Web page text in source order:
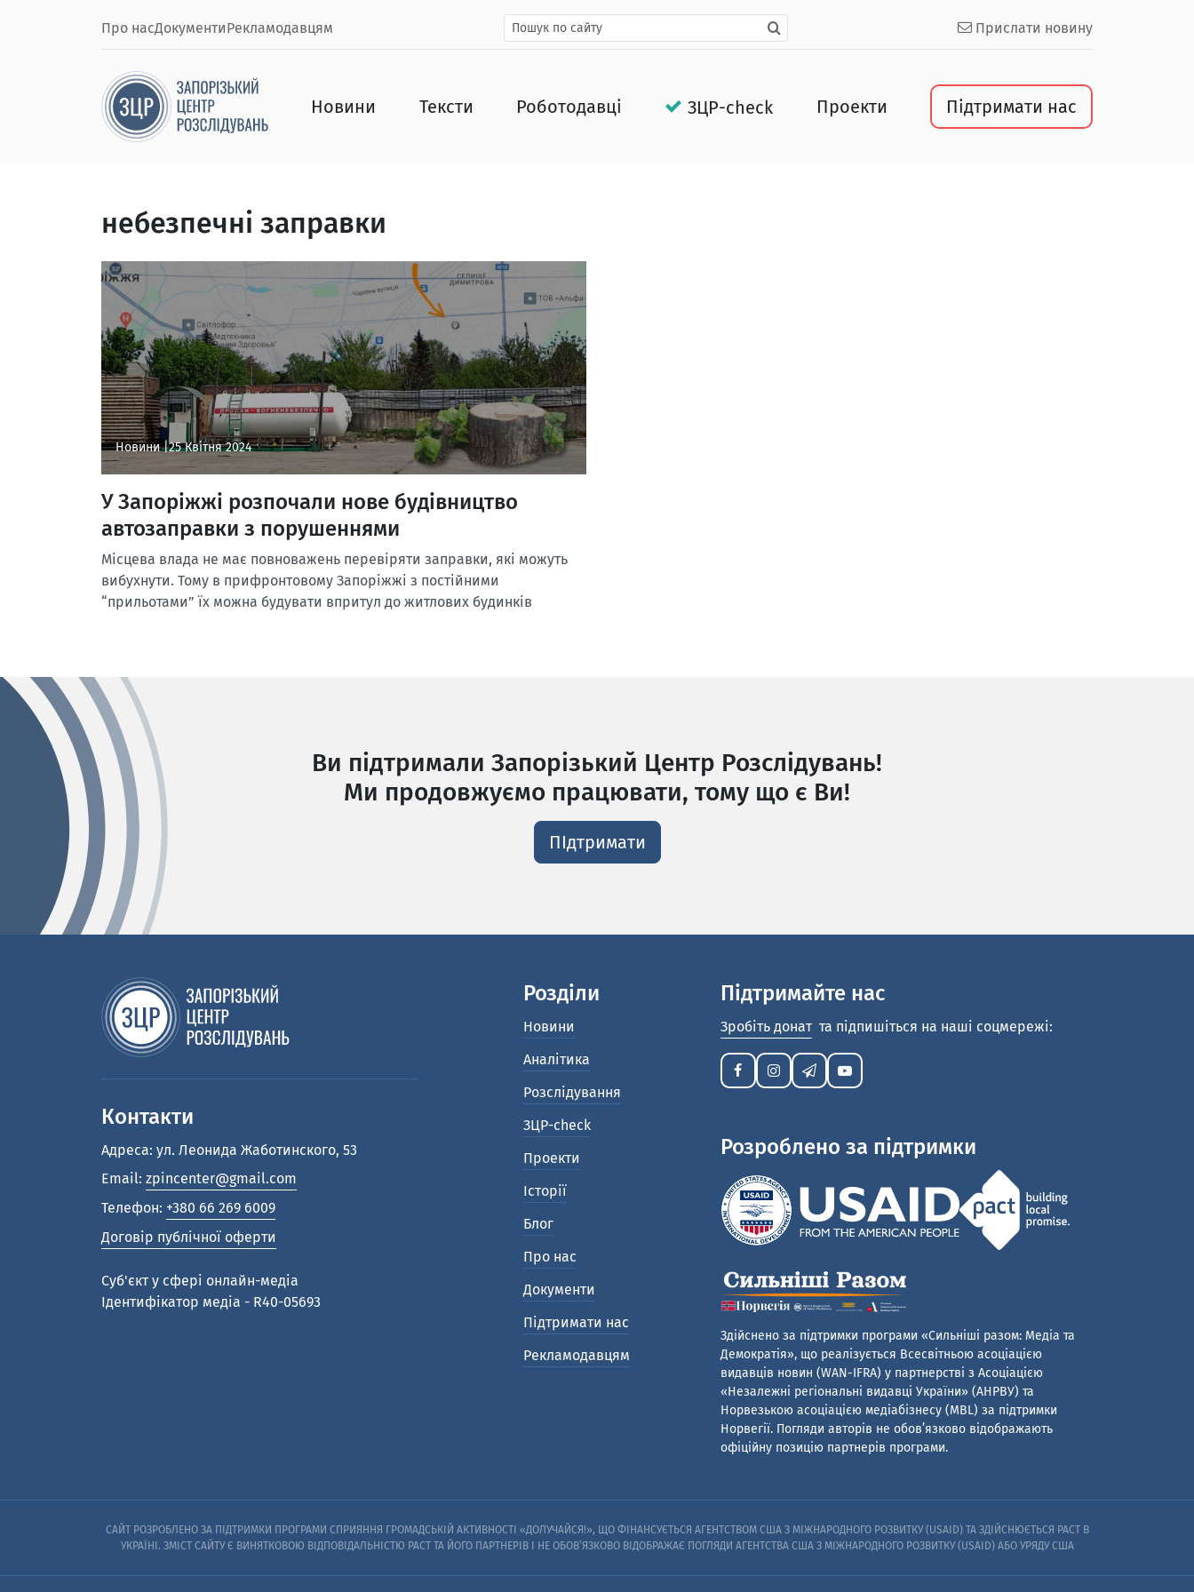
Про насДокументиРекламодавцям Прислати новину
Новини Тексти Роботодавці ЗЦР-check Проекти Підтримати нас
небезпечні заправки
Новини |25 Квітня 2024
У Запоріжжі розпочали нове будівництво
автозаправки з порушеннями
Місцева влада не має повноважень перевіряти заправки, які можуть
вибухнути. Тому в прифронтовому Запоріжжі з постійними
“прильотами” їх можна будувати впритул до житлових будинків
Ви підтримали Запорізький Центр Розслідувань!
Ми продовжуємо працювати, тому що є Ви!
ПІдтримати
Контакти
Адреса: ул. Леонида Жаботинского, 53
Email: zpincenter@gmail.com
Телефон: +380 66 269 6009
Договір публічної оферти
Cуб'єкт у сфері онлайн-медіа
Ідентифікатор медіа - R40-05693
Розділи
Новини
Аналітика
Розслідування
ЗЦР-check
Проекти
Історії
Блог
Про нас
Документи
Підтримати нас
Рекламодавцям
Підтримайте нас
Зробіть донат та підпишіться на наші соцмережі:
Розроблено за підтримки
Здійснено за підтримки програми «Сильніші разом: Медіа та
Демократія», що реалізується Всесвітньою асоціацією
видавців новин (WAN-IFRA) у партнерстві з Асоціацією
«Незалежні регіональні видавці України» (АНРВУ) та
Норвезькою асоціацією медіабізнесу (MBL) за підтримки
Норвегії. Погляди авторів не обов’язково відображають
офіційну позицію партнерів програми.
САЙТ РОЗРОБЛЕНО ЗА ПІДТРИМКИ ПРОГРАМИ СПРИЯННЯ ГРОМАДСЬКІЙ АКТИВНОСТІ «ДОЛУЧАЙСЯ!», ЩО ФІНАНСУЄТЬСЯ АГЕНТСТВОМ США З МІЖНАРОДНОГО РОЗВИТКУ (USAID) ТА ЗДІЙСНЮЄТЬСЯ PACT В
УКРАЇНІ. ЗМІСТ САЙТУ Є ВИНЯТКОВОЮ ВІДПОВІДАЛЬНІСТЮ PACT ТА ЙОГО ПАРТНЕРІВ I НЕ ОБОВ’ЯЗКОВО ВІДОБРАЖАЄ ПОГЛЯДИ АГЕНТСТВА США З МІЖНАРОДНОГО РОЗВИТКУ (USAID) АБО УРЯДУ США